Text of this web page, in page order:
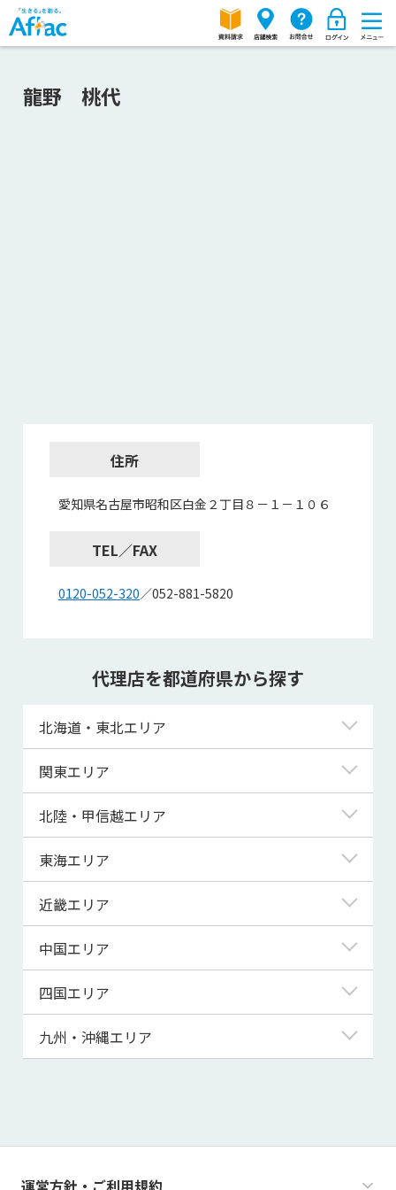
龍野 桃代
住所
愛知県名古屋市昭和区白金２丁目８－１－１０６
TEL／FAX
0120-052-320／052-881-5820
代理店を都道府県から探す
北海道・東北エリア
北海道
青森県
宮城県
秋田県
山形県
関東エリア
東京都
神奈川県
埼玉県
千葉県
茨城県
群馬県
北陸・甲信越エリア
新潟県
富山県
福井県
山梨県
長野県
東海エリア
岐阜県
静岡県
三重県
近畿エリア
滋賀県
京都府
大阪府
兵庫県
和歌山県
中国エリア
鳥取県
島根県
山口県
四国エリア
徳島県
高知県
九州・沖縄エリア
運営方針・ご利用規約